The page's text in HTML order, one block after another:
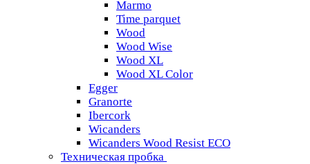
Marmo
Time parquet
Wood
Wood Wise
Wood XL
Wood XL Color
Egger
Granorte
Ibercork
Wicanders
Wicanders Wood Resist ECO
Техническая пробка